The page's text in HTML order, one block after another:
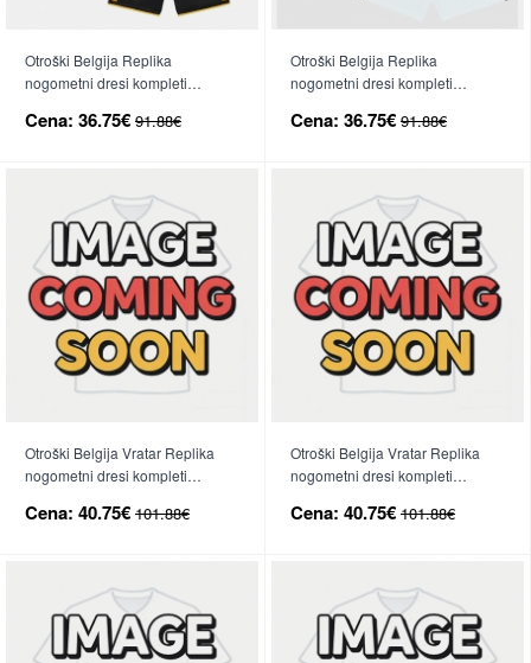
Otroški Belgija Replika
nogometni dresi kompleti
(+ hlače)
Cena: 36.75€ 91.88€
Otroški Belgija Replika
nogometni dresi kompleti
(+ hlače)
Cena: 36.75€ 91.88€
Otroški Belgija Vratar Replika
nogometni dresi kompleti
(+ hlače)
Cena: 40.75€ 101.88€
Otroški Belgija Vratar Replika
nogometni dresi kompleti
(+ hlače)
Cena: 40.75€ 101.88€